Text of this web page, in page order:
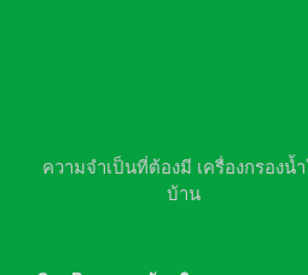
ความจำเป็นที่ต้องมี เครื่องกรองน้
บ้าน